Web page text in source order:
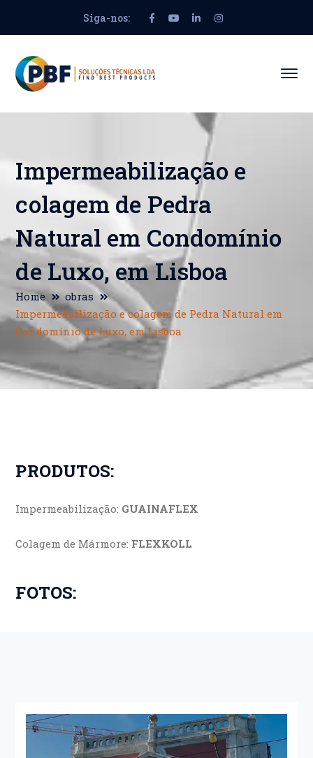
Siga-nos:
Facebook
Profile
Youtube
Profile
LinkedIn
ProfileProfile
Impermeabilização e
colagem de Pedra
Natural em Condomínio
de Luxo, em Lisboa
Home
obras
Impermeabilização e colagem de Pedra Natural em
Condomínio de Luxo, em Lisboa
PRODUTOS:
Impermeabilização: GUAINAFLEX
Colagem de Mármore: FLEXKOLL
FOTOS: